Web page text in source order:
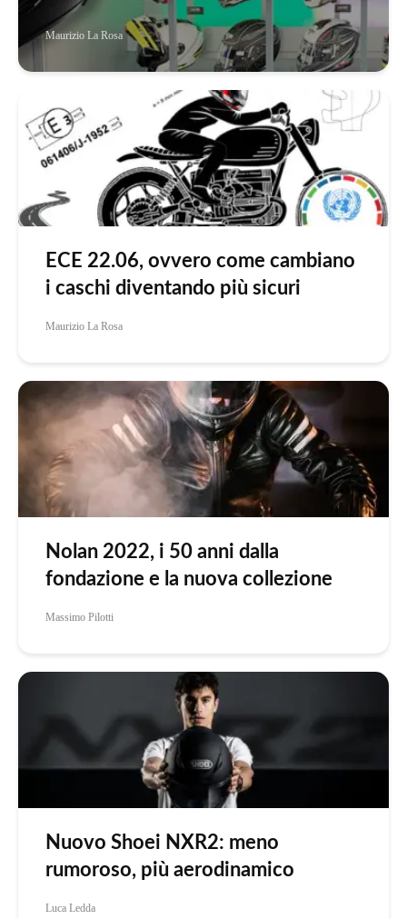
Maurizio La Rosa
ECE 22.06, ovvero come cambiano
i caschi diventando più sicuri
Maurizio La Rosa
Nolan 2022, i 50 anni dalla
fondazione e la nuova collezione
Massimo Pilotti
Nuovo Shoei NXR2: meno
rumoroso, più aerodinamico
Luca Ledda